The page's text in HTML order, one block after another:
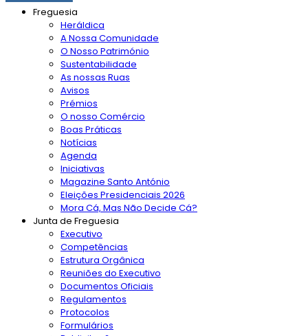
Freguesia
Heráldica
A Nossa Comunidade
O Nosso Património
Sustentabilidade
As nossas Ruas
Avisos
Prémios
O nosso Comércio
Boas Práticas
Notícias
Agenda
Iniciativas
Magazine Santo António
Eleições Presidenciais 2026
Mora Cá, Mas Não Decide Cá?
Junta de Freguesia
Executivo
Competências
Estrutura Orgânica
Reuniões do Executivo
Documentos Oficiais
Regulamentos
Protocolos
Formulários